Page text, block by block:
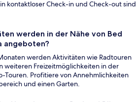
kontaktloser Check-in und Check-out sind
werden in der Nähe von Bed
angeboten?
werden Aktivitäten wie Radtouren
weiteren Freizeitmöglichkeiten in der
Touren. Profitiere von Annehmlichkeiten
und einen Garten.